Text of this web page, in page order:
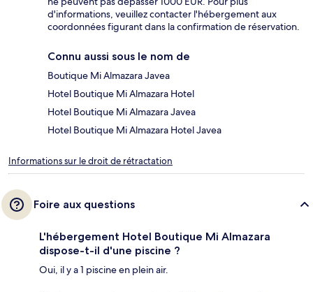
d'informations, veuillez contacter l'hébergement aux
coordonnées figurant dans la confirmation de réservation.
Connu aussi sous le nom de
Boutique Mi Almazara Javea
Hotel Boutique Mi Almazara Hotel
Hotel Boutique Mi Almazara Javea
Hotel Boutique Mi Almazara Hotel Javea
Informations sur le droit de rétractation
Foire aux questions
L'hébergement Hotel Boutique Mi Almazara
dispose-t-il d'une piscine ?
Oui, il y a 1 piscine en plein air.